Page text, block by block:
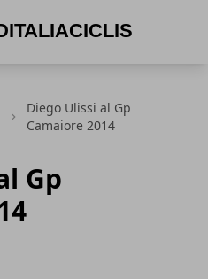
Diego Ulissi al Gp
Camaiore 2014
Gp